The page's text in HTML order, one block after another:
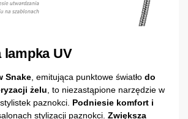
lampka UV
Snake , emitująca punktowe światło do
żelu , to niezastąpione narzędzie w
paznokci. Podniesie komfort i
stylizacji paznokci. Zwiększa